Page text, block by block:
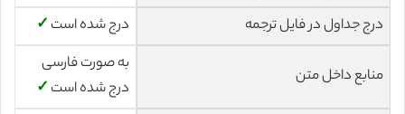
درج جداول در فایل ترجمه
درج شده است ✓
منابع داخل متن
به صورت فارسی
درج شده است ✓